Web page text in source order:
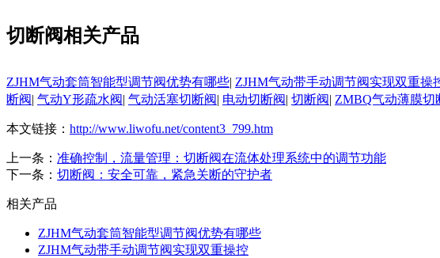
切断阀相关产品
ZJHM气动套筒智能型调节阀优势有哪些| ZJHM气动带手动调节阀实现双重操
断阀| 气动Y形疏水阀| 气动活塞切断阀| 电动切断阀| 切断阀| ZMBQ气动薄膜切
本文链接： http://www.liwofu.net/content3_799.htm
上一条： 准确控制，流量管理：切断阀在流体处理系统中的调节功能
下一条： 切断阀：安全可靠，紧急关断的守护者
相关产品
ZJHM气动套筒智能型调节阀优势有哪些
ZJHM气动带手动调节阀实现双重操控